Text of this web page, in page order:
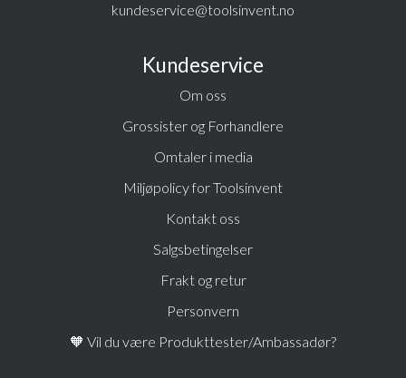
kundeservice@toolsinvent.no
Kundeservice
Om oss
Grossister og Forhandlere
Omtaler i media
Miljøpolicy for Toolsinvent
Kontakt oss
Salgsbetingelser
Frakt og retur
Personvern
🧡 Vil du være Produkttester/Ambassadør?